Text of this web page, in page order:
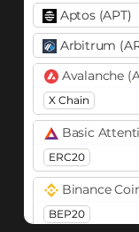
Aptos (APT)
Arbitrum
Avalanche
X Chain
Basic
ERC20
Binance
BEP20